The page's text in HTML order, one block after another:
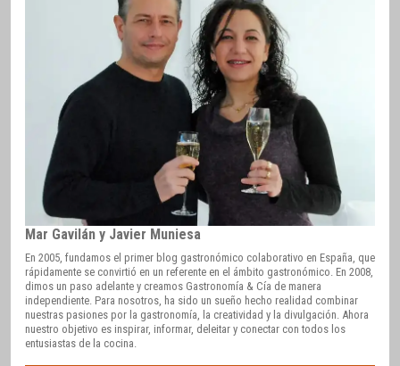
Mar Gavilán y Javier Muniesa
En 2005, fundamos el primer blog gastronómico colaborativo en España, que
rápidamente se convirtió en un referente en el ámbito gastronómico. En 2008,
dimos un paso adelante y creamos Gastronomía & Cía de manera
independiente. Para nosotros, ha sido un sueño hecho realidad combinar
nuestras pasiones por la gastronomía, la creatividad y la divulgación. Ahora
nuestro objetivo es inspirar, informar, deleitar y conectar con todos los
entusiastas de la cocina.